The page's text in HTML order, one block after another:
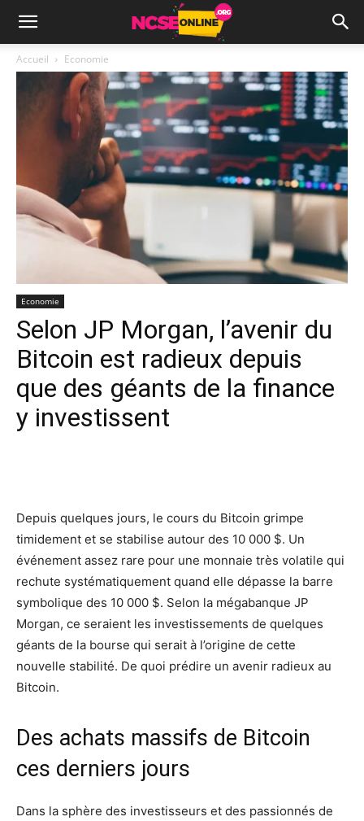
Accueil Economie
Economie
Selon JP Morgan, l’avenir du
Bitcoin est radieux depuis
que des géants de la finance
y investissent
Depuis quelques jours, le cours du Bitcoin grimpe
timidement et se stabilise autour des 10 000 $. Un
événement assez rare pour une monnaie très volatile qui
rechute systématiquement quand elle dépasse la barre
symbolique des 10 000 $. Selon la mégabanque JP
Morgan, ce seraient les investissements de quelques
géants de la bourse qui serait à l’origine de cette
nouvelle stabilité. De quoi prédire un avenir radieux au
Bitcoin.
Des achats massifs de Bitcoin
ces derniers jours
Dans la sphère des investisseurs et des passionnés de